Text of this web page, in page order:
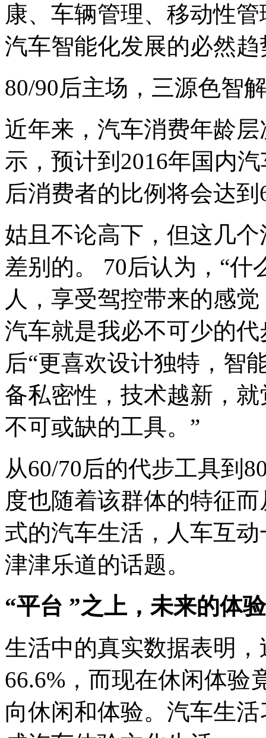
康、车辆管理、移动性
汽车智能化发展的必然趋
80/90后主场，三源色智
近年来，汽车消费年龄
示，预计到2016年国内
后消费者的比例将会达
姑且不论高下，但这几
差别的。 70后认为，“
人，享受驾控带来的感
汽车就是我必不可少的
后“更喜欢设计独特，智
备私密性，技术越新，
不可或缺的工具。”
从60/70后的代步工具到
度也随着该群体的特征
式的汽车生活，人车互
津津乐道的话题。
“平台 ”之上，未来的体
生活中的真实数据表明
66.6%，而现在休闲体验
向休闲和体验。汽车生